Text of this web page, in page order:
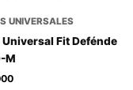
UNIVERSALES
Universal Fit Defénde
M